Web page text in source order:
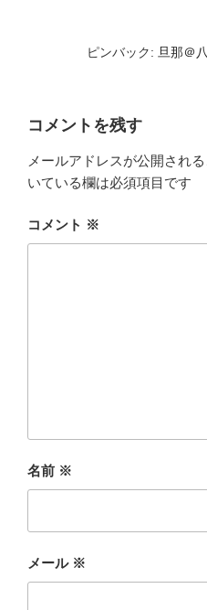
ピンバック: 旦那＠
コメントを残す
メールアドレスが公開され
いている欄は必須項目です
コメント ※
名前 ※
メール ※